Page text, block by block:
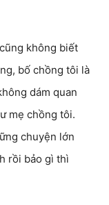
không biết
bố chồng tôi là
dám quan
mẹ chồng tôi.
chuyện lớn
rồi bảo gì thì